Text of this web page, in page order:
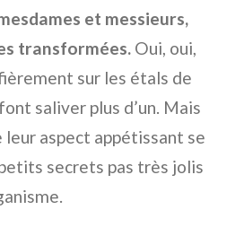
et messieurs,
transformées. Oui, oui,
sur les étals de
saliver plus d’un. Mais
aspect appétissant se
secrets pas très jolis